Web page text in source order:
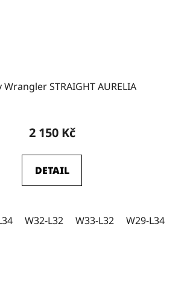
STRAIGHT AURELIA
2 150 Kč
DETAIL
W32-L32 W33-L32 W29-L34